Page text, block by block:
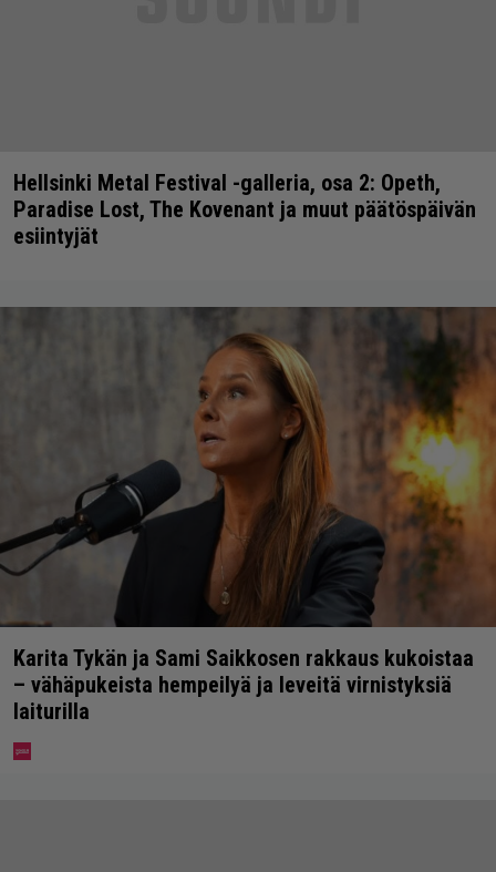
Hellsinki Metal Festival -galleria, osa 2: Opeth,
Paradise Lost, The Kovenant ja muut päätöspäivän
esiintyjät
Karita Tykän ja Sami Saikkosen rakkaus kukoistaa
– vähäpukeista hempeilyä ja leveitä virnistyksiä
laiturilla